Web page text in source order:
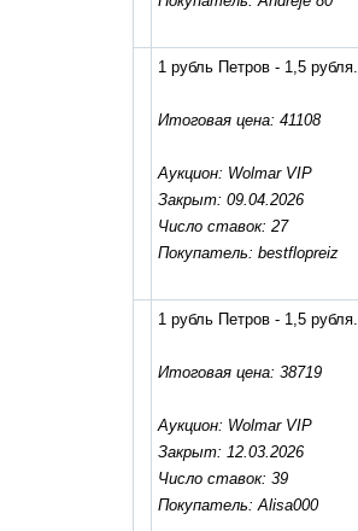
1 рубль Петров - 1,5 рубля.
Итоговая цена: 41108
Аукцион: Wolmar VIP
Закрыт: 09.04.2026
Число ставок: 27
Покупатель: bestflopreiz
1 рубль Петров - 1,5 рубля.
Итоговая цена: 38719
Аукцион: Wolmar VIP
Закрыт: 12.03.2026
Число ставок: 39
Покупатель: Alisa000